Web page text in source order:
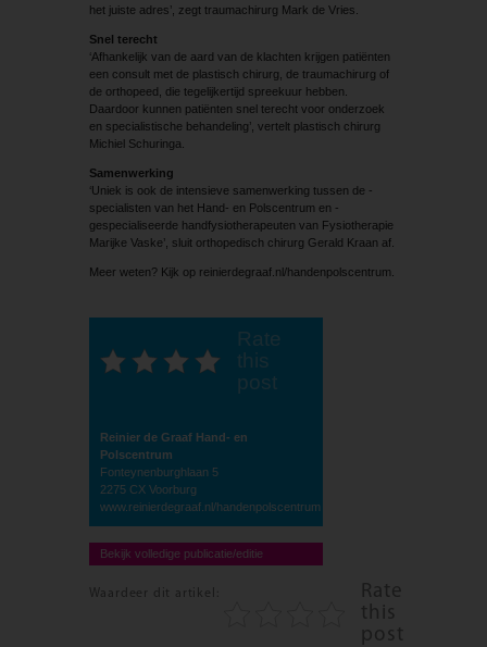
het juiste adres’, zegt traumachirurg Mark de Vries.
Snel terecht
‘Afhankelijk van de aard van de klachten krijgen patiënten
een consult met de plastisch chirurg, de traumachirurg of
de orthopeed, die tegelijkertijd spreekuur hebben.
Daardoor kunnen patiënten snel terecht voor onderzoek
en specialistische behandeling’, vertelt plastisch chirurg
Michiel Schuringa.
Samenwerking
‘Uniek is ook de intensieve samenwerking tussen de ­
specialisten van het Hand- en Polscentrum en ­
gespecialiseerde handfysiotherapeuten van Fysiotherapie
Marijke Vaske’, sluit orthopedisch chirurg Gerald Kraan af.
Meer weten? Kijk op reinierdegraaf.nl/handenpolscentrum.
Rate
this
post
Reinier de Graaf Hand- en
Polscentrum
Fonteynenburghlaan 5
2275 CX Voorburg
www.reinierdegraaf.nl/handenpolscentrum
Bekijk volledige publicatie/editie
Waardeer dit artikel:
Rate
this
post